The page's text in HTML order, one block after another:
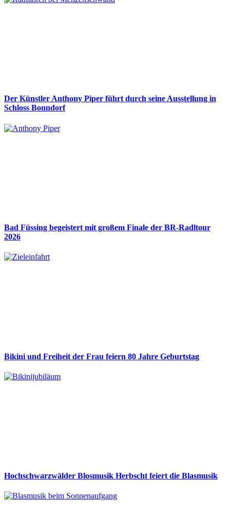
Der Künstler Anthony Piper führt durch seine Ausstellung in
Schloss Bonndorf
Bad Füssing begeistert mit großem Finale der BR-Radltour
2026
Bikini und Freiheit der Frau feiern 80 Jahre Geburtstag
Hochschwarzwälder Blosmusik Herbscht feiert die Blasmusik